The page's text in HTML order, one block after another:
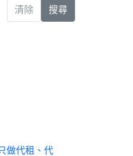
清除 搜尋
做代租、代